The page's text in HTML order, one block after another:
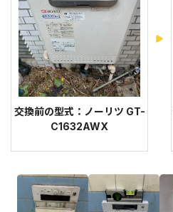
交換前の型式：ノーリツ GT-
C1632AWX